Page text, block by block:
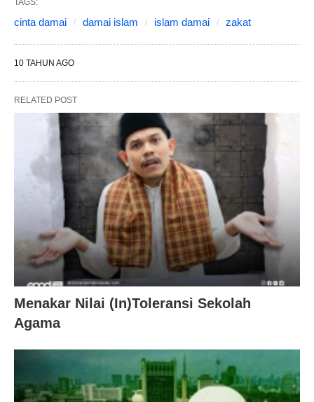
cinta damai damai islam islam damai zakat
10 TAHUN AGO
RELATED POST
Menakar Nilai (In)Toleransi Sekolah
Agama